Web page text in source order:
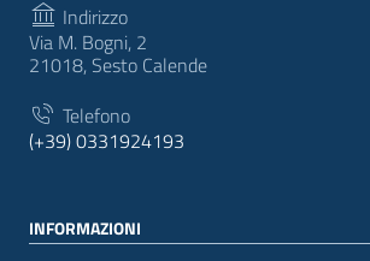
Indirizzo
Via M. Bogni, 2
21018, Sesto Calende
Telefono
(+39) 0331924193
INFORMAZIONI